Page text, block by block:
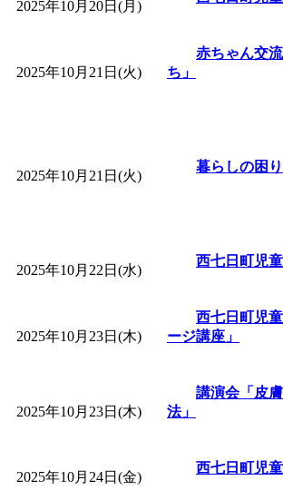
2025年10月20日(月)
2025年10月21日(火)
赤ちゃん交
ち」
2025年10月21日(火)
暮らしの困
2025年10月22日(水)
西七日町児
2025年10月23日(木)
西七日町児
ージ講座」
2025年10月23日(木)
講演会「皮
法」
2025年10月24日(金)
西七日町児